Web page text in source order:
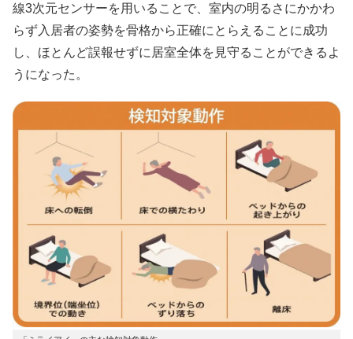
線3次元センサーを用いることで、室内の明るさにかかわ
らず入居者の姿勢を骨格から正確にとらえることに成功
し、ほとんど誤報せずに居室全体を見守ることができるよ
うになった。